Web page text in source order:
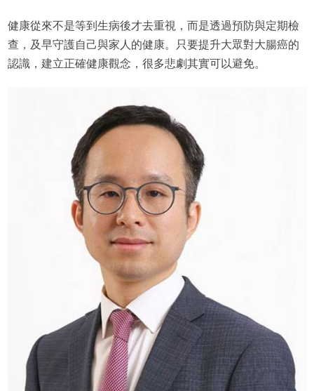
健康從來不是等到生病後才去重視，而是透過預防與定期檢
查，及早守護自己與家人的健康。只要提升大眾對大腸癌的
認識，建立正確健康觀念，很多悲劇其實可以避免。